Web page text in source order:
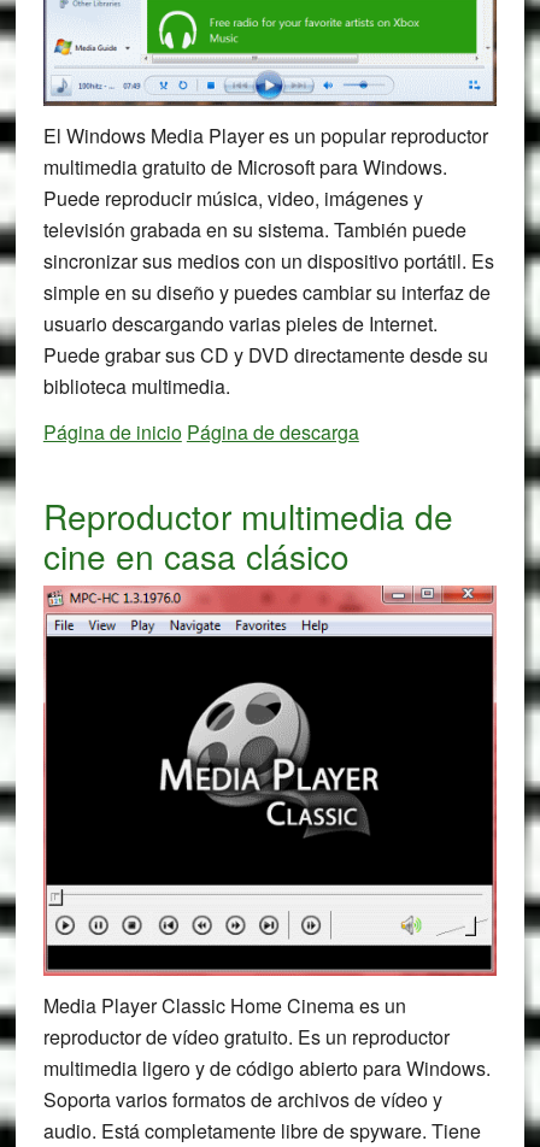
El Windows Media Player es un popular reproductor
multimedia gratuito de Microsoft para Windows.
Puede reproducir música, video, imágenes y
televisión grabada en su sistema. También puede
sincronizar sus medios con un dispositivo portátil. Es
simple en su diseño y puedes cambiar su interfaz de
usuario descargando varias pieles de Internet.
Puede grabar sus CD y DVD directamente desde su
biblioteca multimedia.
Página de inicio Página de descarga
Reproductor multimedia de
cine en casa clásico
Media Player Classic Home Cinema es un
reproductor de vídeo gratuito. Es un reproductor
multimedia ligero y de código abierto para Windows.
Soporta varios formatos de archivos de vídeo y
audio. Está completamente libre de spyware. Tiene